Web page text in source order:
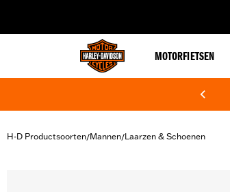
MOTORFIETSEN
H-D Productsoorten/Mannen/Laarzen & Schoenen